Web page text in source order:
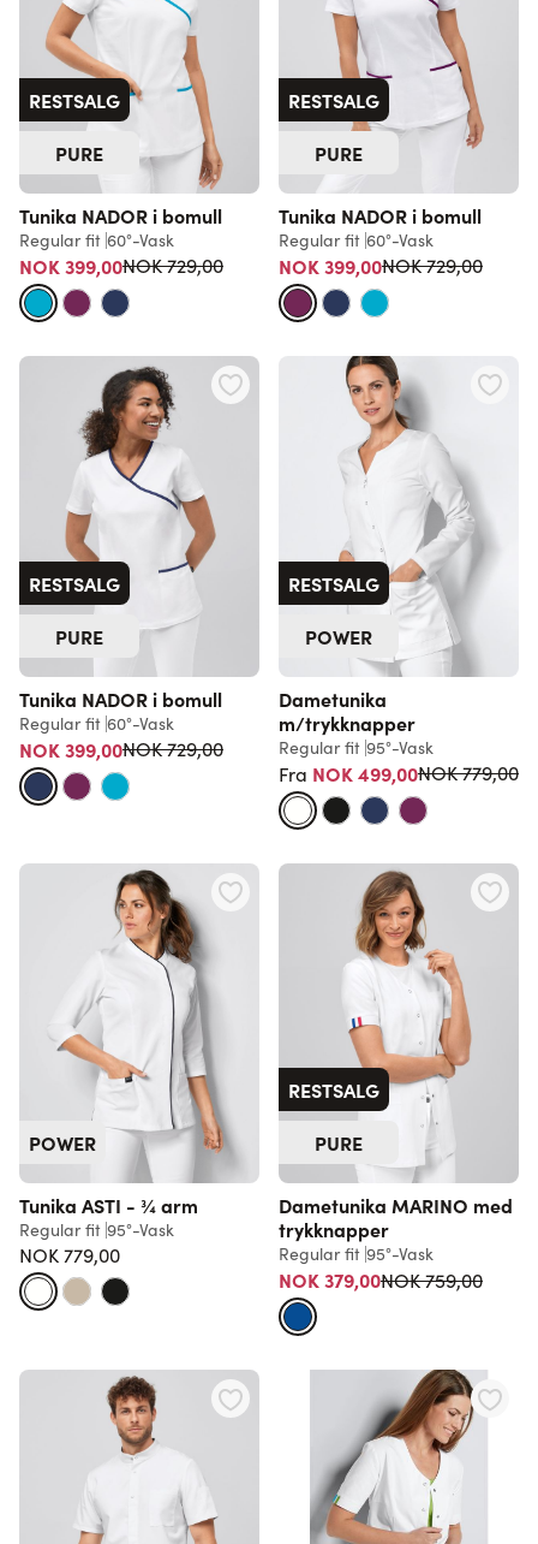
RESTSALG
PURE
Tunika NADOR i bomull
Regular fit 60°-Vask
NOK 399,00Vanlig pris
NOK 729,00
RESTSALG
PURE
Tunika NADOR i bomull
Regular fit 60°-Vask
NOK 399,00Vanlig pris
NOK 729,00
RESTSALG
PURE
Tunika NADOR i bomull
Regular fit 60°-Vask
NOK 399,00Vanlig pris
NOK 729,00
RESTSALG
POWER
Dametunika
m/trykknapper
Regular fit 95°-Vask
Fra NOK 499,00Vanlig pris
NOK 779,00
POWER
Tunika ASTI - ¾ arm
Regular fit 95°-Vask
NOK 779,00
RESTSALG
PURE
Dametunika MARINO med
trykknapper
Regular fit 95°-Vask
NOK 379,00Vanlig pris
NOK 759,00